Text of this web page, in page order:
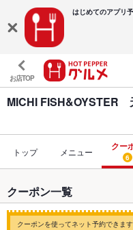
はじめてのアプリ
お店TOP
MICHI FISH&OYSTER
トップ メニュー クー
6
クーポン一覧
クーポンを使ってネット予約できます